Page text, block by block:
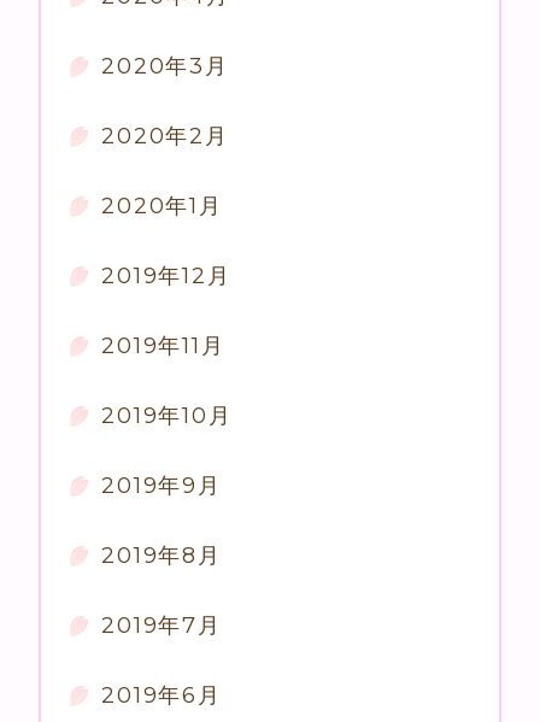
2020年3月
2020年2月
2020年1月
2019年12月
2019年11月
2019年10月
2019年9月
2019年8月
2019年7月
2019年6月